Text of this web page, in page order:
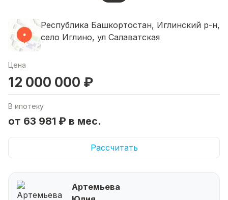
Республика Башкортостан, Иглинский р-н,
село Иглино, ул Салаватская
Цена
12 000 000 ₽
В ипотеку
от 63 981 ₽ в мес.
Рассчитать
Артемьева